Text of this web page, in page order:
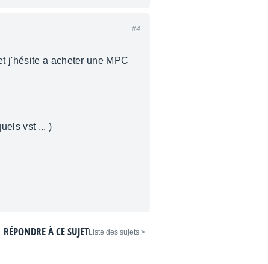
#4
j'hésite a acheter une MPC
vst ... )
< Liste des sujets
RÉPONDRE À CE SUJET